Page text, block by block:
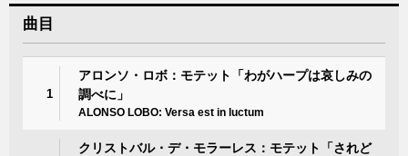
曲目
1
アロンソ・ロボ：モテット「わがハープは哀しみの
調べに」
ALONSO LOBO: Versa est in luctum
クリストバル・デ・モラーレス：モテット「されど